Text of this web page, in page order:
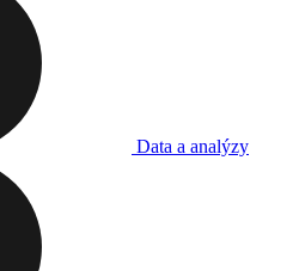
Data a analýzy